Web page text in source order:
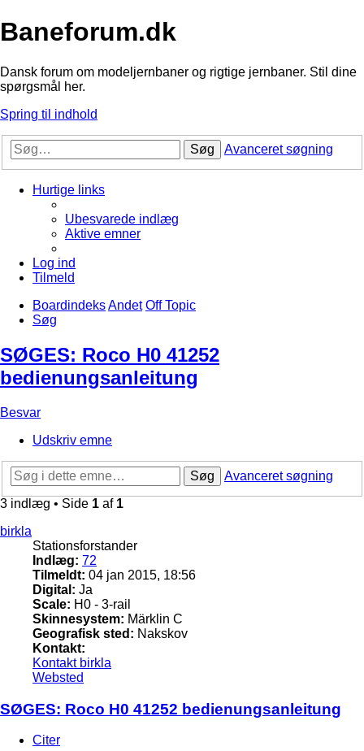
Baneforum.dk
Dansk forum om modeljernbaner og rigtige jernbaner. Stil dine
spørgsmål her.
Spring til indhold
Søg Avanceret søgning
Hurtige links
Ubesvarede indlæg
Aktive emner
Log ind
Tilmeld
BoardindeksAndet Off Topic
Søg
SØGES: Roco H0 41252
bedienungsanleitung
Besvar
Udskriv emne
Søg
Avanceret søgning
3 indlæg • Side 1 af 1
birkla
Stationsforstander
Indlæg: 72
Tilmeldt: 04 jan 2015, 18:56
Digital: Ja
Scale: H0 - 3-rail
Skinnesystem: Märklin C
Geografisk sted: Nakskov
Kontakt:
Kontakt birkla
Websted
SØGES: Roco H0 41252 bedienungsanleitung
Citer